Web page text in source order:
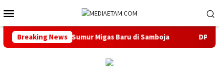
ke
kontenMobile
Breaking News
Buka 13 Sumur Migas Baru di Samboja DPRD